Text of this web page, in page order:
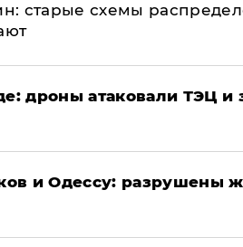
старые схемы
дроны атаковали ТЭЦ и
и Одессу: разрушены